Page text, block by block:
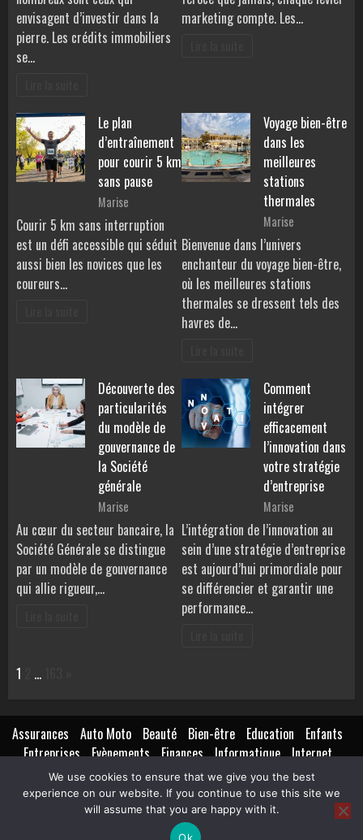
envisagent d’investir dans la
pierre. Les crédits immobiliers
se…
marketing compte. Les…
Le plan
d’entraînement
pour courir 5 km
sans pause
Marise
Courir 5 km sans interruption
est un défi accessible qui séduit
aussi bien les novices que les
coureurs…
Voyage bien-être
dans les
meilleures
stations
thermales
Marise
Bienvenue dans l’univers
enchanteur du voyage bien-être,
où les meilleures stations
thermales se dressent tels des
havres de…
Découverte des
particularités
du modèle de
gouvernance de
la Société
générale
Marise
Au cœur du secteur bancaire, la
Société Générale se distingue
par un modèle de gouvernance
qui allie rigueur,…
Comment
intégrer
efficacement
l’innovation dans
votre stratégie
d’entreprise
Marise
L’intégration de l’innovation au
sein d’une stratégie d’entreprise
est aujourd’hui primordiale pour
se différencier et garantir une
performance…
Page:
1 …
Assurances Auto Moto Beauté Bien-être Education
Enfants
Entreprises Evènements Finances Informatique Internet
Création
Marketing Lifestyle Loisirs Maison Extérieur
Mariage
Métiers Isolation Mode Non classé
Pratique
Santé Nutrition Transports Voyages
We use cookies to ensure that we give you the best
experience on our website. If you continue to use this site we
will assume that you are happy with it.
Ok